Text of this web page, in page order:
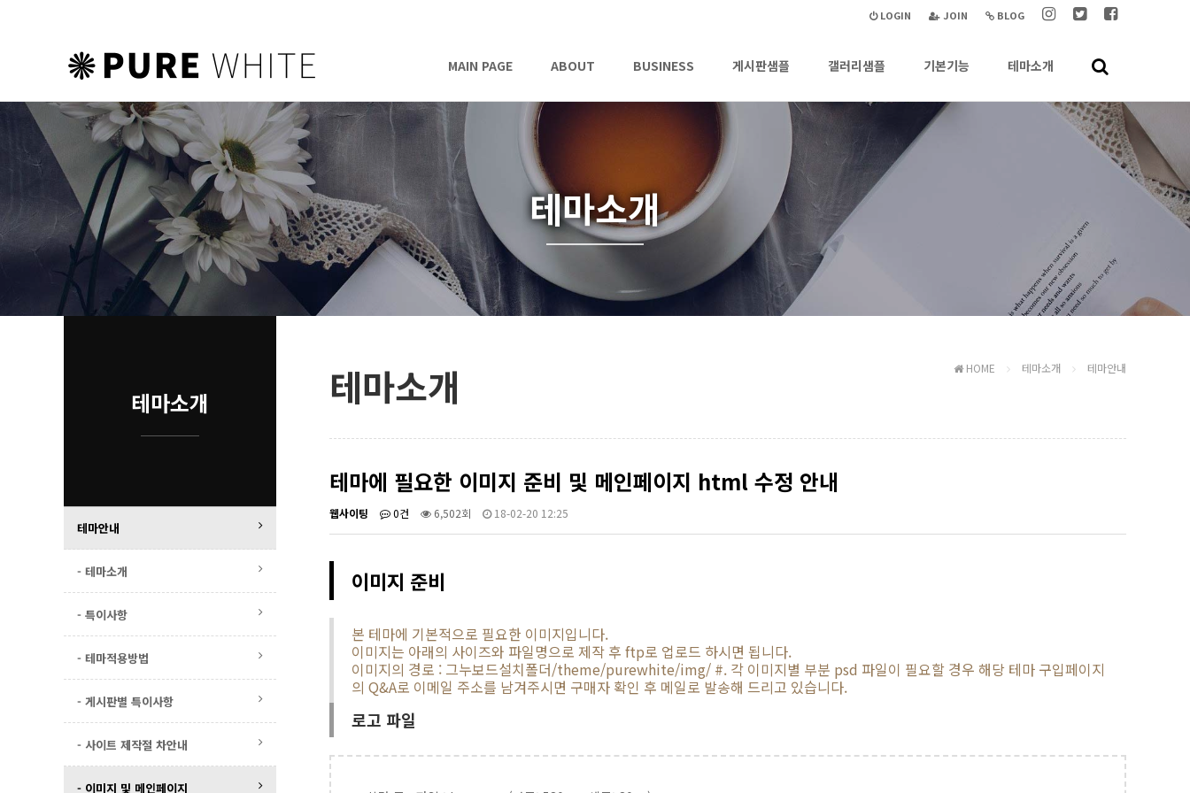
BLOG
JOIN
LOGIN
MAIN PAGE ABOUT BUSINESS 게시판샘플 갤러리샘플 기본기능
하위분류
테마소개
하위분류
테마소개
테마소개 HOME 테마소개 테마안내
테마에 필요한 이미지 준비 및 메인페이지 html 수정 안내
웹사이팅 0건 6,502회 18-02-20 12:25
이미지 준비
본 테마에 기본적으로 필요한 이미지입니다.
이미지는 아래의 사이즈와 파일명으로 제작 후 ftp로 업로드 하시면 됩니다.
이미지의 경로 : 그누보드설치폴더/theme/purewhite/img/ #. 각 이미지별 부분 psd 파일이 필요할 경우 해당 테마 구입페이지
의 Q&A로 이메일 주소를 남겨주시면 구매자 확인 후 메일로 발송해 드리고 있습니다.
로고 파일
테마소개
테마안내
- 테마소개
- 특이사항
- 테마적용방법
- 게시판별 특이사항
- 사이트 제작절 차안내
- 이미지 및 메인페이지